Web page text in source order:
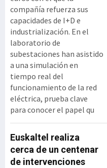
compañía refuerza sus
capacidades de I+D e
industrialización. En el
laboratorio de
subestaciones han asistido
a una simulación en
tiempo real del
funcionamiento de la red
eléctrica, prueba clave
para conocer el papel qu
Euskaltel realiza
cerca de un centenar
de intervenciones